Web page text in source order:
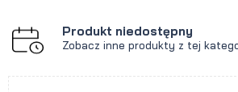
Produkt niedostępny
Zobacz inne produkty z tej